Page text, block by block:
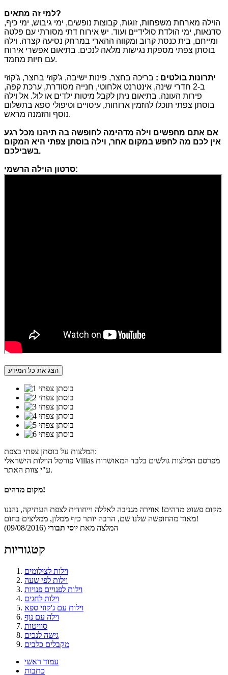
למי זה מתאים?
הוילה מארחת משפחות, זוגות, קבוצות נופשים, ימי גיבוש, ימי כיף,
סדנאות, ימי הולדת סולידיים ועוד. יש אירוח דתי מסורתי עם פלטה
ומייחם, בית כנסת קרוב ומקווה ההארי במרחק נסיעה קצרה. וילה
בוסתן צפתי מספקת נגישות מלאה לנכים. בתיאום אפשרי אירוח
עם חיות מחמד.
יתרונות בולטים : בריכה בחצר, פינות ישיבה, ג'קוזי בחצר, ג'קוזי
ב-2 חדרי שינה, אינטרנט אלחוטי, חנייה מסודרת, ערכת קפה,
פירות העונה. בתיאום ניתן לקבל מיטות ילדים או לול. אל וילה
בוסתן צפתי תוכלו להזמין ארוחות, עיסויים וטיפולי ספא בתשלום
נוסף והזמנה מראש.
אם אתם מחפשים וילה מדהימה לחופשה בה תיהנו מכל רגע
אין לכם מה לחפש במקום אחר, וילה בוסתן צפתי היא המקום
בשבילכם.
סרטון הוילה הרשמי:
הצג את כל המידע
המלצות על בוסתן צפתי בצפת:
פורטל הוילות הישראלי Villas מפרסם המלצות גולשים בלבד המאושרות
ע"י צוות האתר.
מקום מדהים!
מקום פשוט מדהים! אווירה מגניבה לאללה וייחודית לצפת העתיקה, נהננו
מאוד מהחופשה שלנו שם, הרבה יותר כיף ממלון, ממליצים בחום!
המלצה מאת יוסי תבורי (09/08/2016)
קטגוריות
וילות לצילומים
וילות לפי שעה
וילות לפנויים פנויות
וילות לחגים
וילות עם ג'קוזי ספא
וילה עם נוף
סוויטות
גישה לנכים
מקבלים כלבים
עמוד ראשי
כתבות